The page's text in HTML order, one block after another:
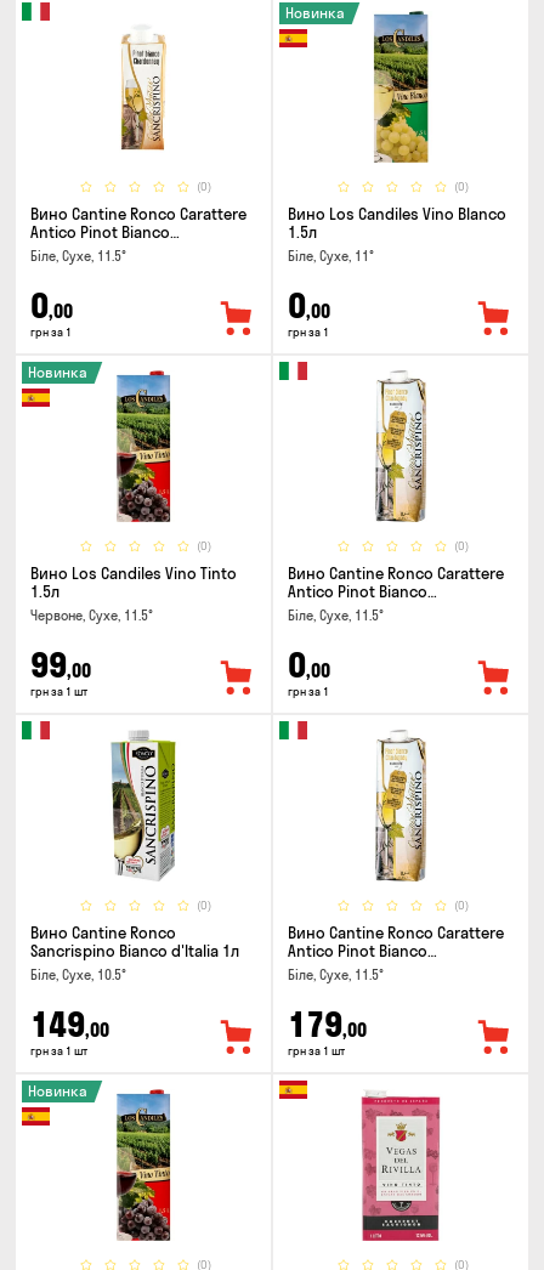
(0)
Вино Cantine Ronco Carattere
Antico Pinot Bianco
Chardonnay Rubicone IGT 0.25л
Біле, Сухе, 11.5°
0,00
грн за 1
(0)
Новинка
Вино Los Candiles Vino Blanco
1.5л
Біле, Сухе, 11°
0,00
грн за 1
(0)
Новинка
Вино Los Candiles Vino Tinto
1.5л
Червоне, Сухе, 11.5°
99,00
грн за 1 шт
(0)
Вино Cantine Ronco Carattere
Antico Pinot Bianco
Chardonnay Rubicone IGT 1л
Біле, Сухе, 11.5°
0,00
грн за 1
(0)
Вино Cantine Ronco
Sancrispino Bianco d'Italia 1л
Біле, Сухе, 10.5°
149,00
грн за 1 шт
(0)
Вино Cantine Ronco Carattere
Antico Pinot Bianco
Chardonnay Rubicone IGT 1л
Біле, Сухе, 11.5°
179,00
грн за 1 шт
(0)
Новинка
(0)